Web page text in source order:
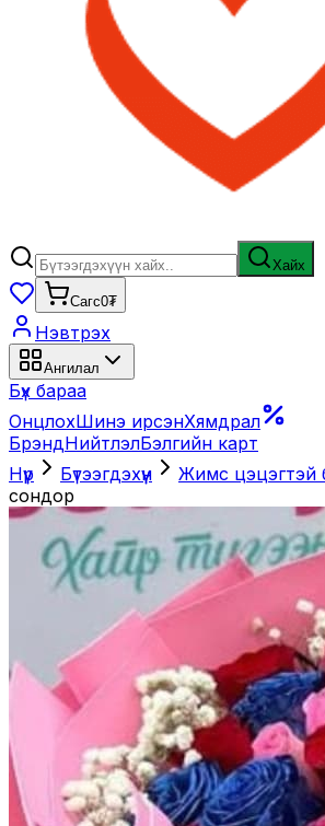
Хайх
Сагс0₮
Нэвтрэх
Ангилал
Бүх бараа
ОнцлохШинэ ирсэнХямдрал
БрэндНийтлэлБэлгийн карт
Нүүр
Бүтээгдэхүүн Жимс цэцэгтэй
сондор